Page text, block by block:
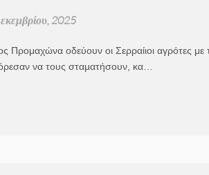
2025
Προμαχώνα οδεύουν οι Σερραίιοι αγρότες
να τους σταματήσουν, κα…